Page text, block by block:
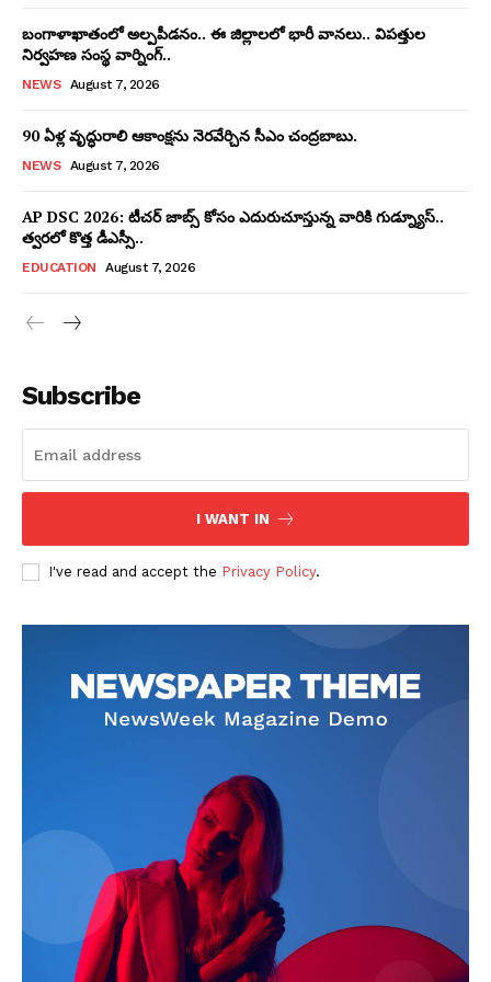
బంగాళాఖాతంలో అల్పపీడనం.. ఈ జిల్లాలలో భారీ వానలు.. విపత్తుల
నిర్వహణ సంస్థ వార్నింగ్..
NEWS August 7, 2026
90 ఏళ్ల వృద్ధురాలి ఆకాంక్షను నెరవేర్చిన సీఎం చంద్రబాబు.
NEWS August 7, 2026
AP DSC 2026: టీచర్ జాబ్స్ కోసం ఎదురుచూస్తున్న వారికి గుడ్న్యూస్..
త్వరలో కొత్త డీఎస్సీ..
EDUCATION August 7, 2026
Subscribe
I WANT IN
I've read and accept the Privacy Policy.